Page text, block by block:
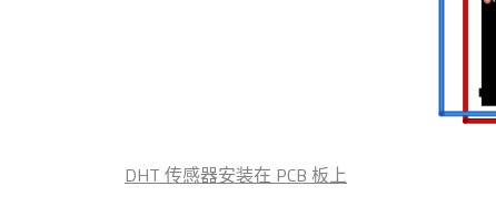
DHT 传感器安装在 PCB 板上